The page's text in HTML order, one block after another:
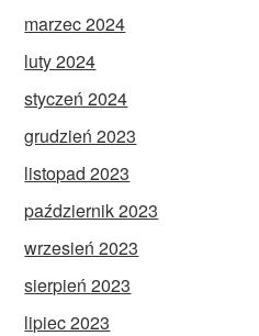
marzec 2024
luty 2024
styczeń 2024
grudzień 2023
listopad 2023
październik 2023
wrzesień 2023
sierpień 2023
lipiec 2023